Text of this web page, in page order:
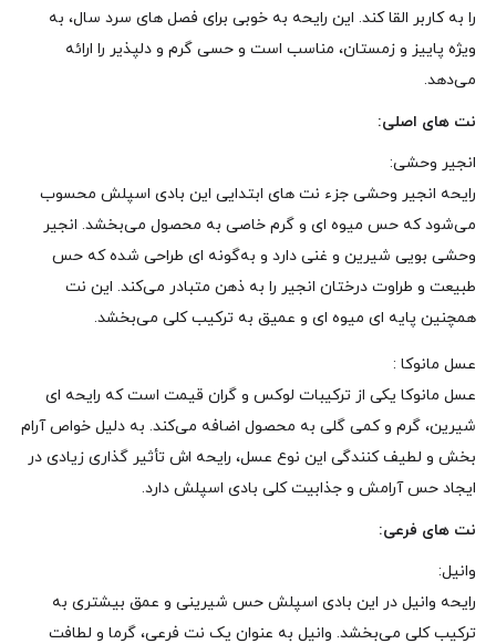
را به کاربر القا کند. این رایحه به‌ خوبی برای فصل‌ های سرد سال، به‌
ویژه پاییز و زمستان، مناسب است و حسی گرم و دلپذیر را ارائه
می‌دهد.
نت‌ های اصلی:
انجیر وحشی:
رایحه‌ انجیر وحشی جزء نت‌ های ابتدایی این بادی اسپلش محسوب
می‌شود که حس میوه‌ ای و گرم خاصی به محصول می‌بخشد. انجیر
وحشی بویی شیرین و غنی دارد و به‌گونه‌ ای طراحی شده که حس
طبیعت و طراوت درختان انجیر را به ذهن متبادر می‌کند. این نت
همچنین پایه‌ ای میوه‌ ای و عمیق به ترکیب کلی می‌بخشد.
عسل مانوکا :
عسل مانوکا یکی از ترکیبات لوکس و گران‌ قیمت است که رایحه‌ ای
شیرین، گرم و کمی گلی به محصول اضافه می‌کند. به دلیل خواص آرام‌
بخش و لطیف‌ کنندگی این نوع عسل، رایحه‌ اش تأثیر گذاری زیادی در
ایجاد حس آرامش و جذابیت کلی بادی اسپلش دارد.
نت‌ های فرعی:
وانیل:
رایحه‌ وانیل در این بادی اسپلش حس شیرینی و عمق بیشتری به
ترکیب کلی می‌بخشد. وانیل به‌ عنوان یک نت فرعی، گرما و لطافت